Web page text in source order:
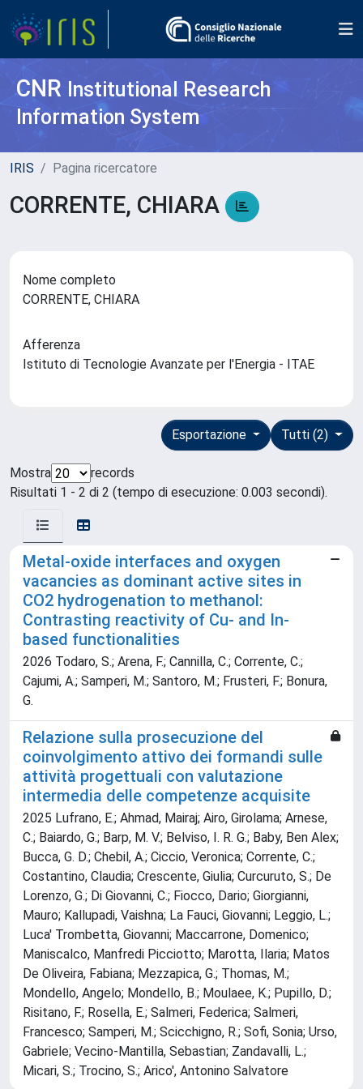
CNR Institutional Research
Information System
IRIS Pagina ricercatore
CORRENTE, CHIARA
Nome completo
CORRENTE, CHIARA
Afferenza
Istituto di Tecnologie Avanzate per l'Energia - ITAE
Tutti (2)
Esportazione
Mostra
records
Risultati 1 - 2 di 2 (tempo di esecuzione: 0.003 secondi).
Metal-oxide interfaces and oxygen
vacancies as dominant active sites in
CO2 hydrogenation to methanol:
Contrasting reactivity of Cu- and In-
based functionalities
2026 Todaro, S.; Arena, F.; Cannilla, C.; Corrente, C.;
Cajumi, A.; Samperi, M.; Santoro, M.; Frusteri, F.; Bonura,
G.
Relazione sulla prosecuzione del
coinvolgimento attivo dei formandi sulle
attività progettuali con valutazione
intermedia delle competenze acquisite
2025 Lufrano, E.; Ahmad, Mairaj; Airo, Girolama; Arnese,
C.; Baiardo, G.; Barp, M. V.; Belviso, I. R. G.; Baby, Ben Alex;
Bucca, G. D.; Chebil, A.; Ciccio, Veronica; Corrente, C.;
Costantino, Claudia; Crescente, Giulia; Curcuruto, S.; De
Lorenzo, G.; Di Giovanni, C.; Fiocco, Dario; Giorgianni,
Mauro; Kallupadi, Vaishna; La Fauci, Giovanni; Leggio, L.;
Luca' Trombetta, Giovanni; Maccarrone, Domenico;
Maniscalco, Manfredi Picciotto; Marotta, Ilaria; Matos
De Oliveira, Fabiana; Mezzapica, G.; Thomas, M.;
Mondello, Angelo; Mondello, B.; Moulaee, K.; Pupillo, D.;
Risitano, F.; Rosella, E.; Salmeri, Federica; Salmeri,
Francesco; Samperi, M.; Scicchigno, R.; Sofi, Sonia; Urso,
Gabriele; Vecino-Mantilla, Sebastian; Zandavalli, L.;
Micari, S.; Trocino, S.; Arico', Antonino Salvatore